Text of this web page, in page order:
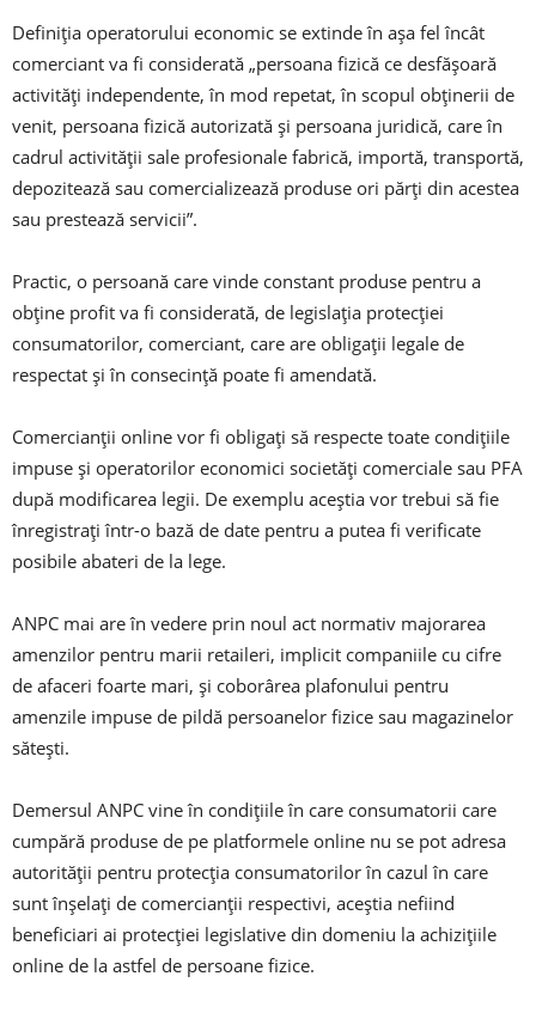
Definiţia operatorului economic se extinde în aşa fel încât
comerciant va fi considerată „persoana fizică ce desfăşoară
activităţi independente, în mod repetat, în scopul obţinerii de
venit, persoana fizică autorizată şi persoana juridică, care în
cadrul activităţii sale profesionale fabrică, importă, transportă,
depozitează sau comercializează produse ori părţi din acestea
sau prestează servicii”.
Practic, o persoană care vinde constant produse pentru a
obţine profit va fi considerată, de legislaţia protecţiei
consumatorilor, comerciant, care are obligaţii legale de
respectat şi în consecinţă poate fi amendată.
Comercianţii online vor fi obligaţi să respecte toate condiţiile
impuse şi operatorilor economici societăţi comerciale sau PFA
după modificarea legii. De exemplu aceştia vor trebui să fie
înregistraţi într-o bază de date pentru a putea fi verificate
posibile abateri de la lege.
ANPC mai are în vedere prin noul act normativ majorarea
amenzilor pentru marii retaileri, implicit companiile cu cifre
de afaceri foarte mari, şi coborârea plafonului pentru
amenzile impuse de pildă persoanelor fizice sau magazinelor
săteşti.
Demersul ANPC vine în condiţiile în care consumatorii care
cumpără produse de pe platformele online nu se pot adresa
autorităţii pentru protecţia consumatorilor în cazul în care
sunt înşelaţi de comercianţii respectivi, aceştia nefiind
beneficiari ai protecţiei legislative din domeniu la achiziţiile
online de la astfel de persoane fizice.